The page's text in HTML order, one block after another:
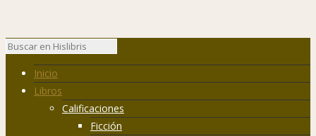
Inicio
Libros
Calificaciones
Ficción